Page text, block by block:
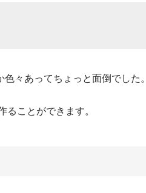
々あってちょっと面倒でした。
ることができます。